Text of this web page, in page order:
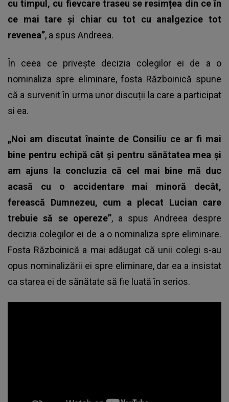
cu timpul, cu fievcare traseu se resimțea din ce în
ce mai tare și chiar cu tot cu analgezice tot
revenea”, a spus Andreea.
În ceea ce privește decizia colegilor ei de a o
nominaliza spre eliminare, fosta Războinică spune
că a survenit în urma unor discuții la care a participat
si ea.
„Noi am discutat înainte de Consiliu ce ar fi mai
bine pentru echipă cât și pentru sănătatea mea și
am ajuns la concluzia că cel mai bine mă duc
acasă cu o accidentare mai minoră decât,
ferească Dumnezeu, cum a plecat Lucian care
trebuie să se opereze”, a spus Andreea despre
decizia colegilor ei de a o nominaliza spre eliminare.
Fosta Războinică a mai adăugat că unii colegi s-au
opus nominalizării ei spre eliminare, dar ea a insistat
ca starea ei de sănătate să fie luată în serios.